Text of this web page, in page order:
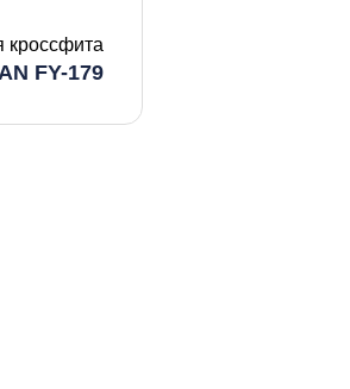
кроссфита
FY-179